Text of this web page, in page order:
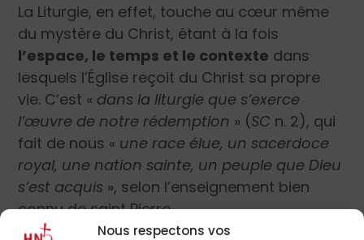
Nous respectons vos
La Liturgie, en effet, touche au cœur même
du mystère du Christ, étant à la fois
l’espace, le temps et le contexte dans
lesquels l’Église reçoit du Christ sa propre
vie. C’est « dans la liturgie que s’exerce
l’œuvre de notre rédemption » (SC n. 2), qui
fait de nous « une race élue, un sacerdoce
royal, une nation sainte, un peuple que Dieu
s’est acquis », selon l’enseignement bien
connu de saint Pierre.